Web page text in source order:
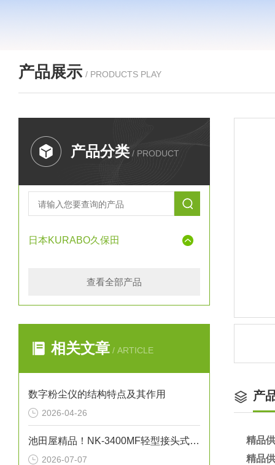
产品展示 / PRODUCTS PLAY
产品分类 / PRODUCT
日本KURABO久保田
查看全部产品
相关文章 / ARTICLE
数字粉尘仪的结构特点及其作用
2026-04-26
池田屋精品！NK-3400MF轻型接头式（真空法兰）金属软管技术参数与应用解析
2026-07-07
产
精品
精品